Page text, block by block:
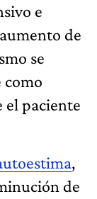
e
de
se
como
el paciente
,
de